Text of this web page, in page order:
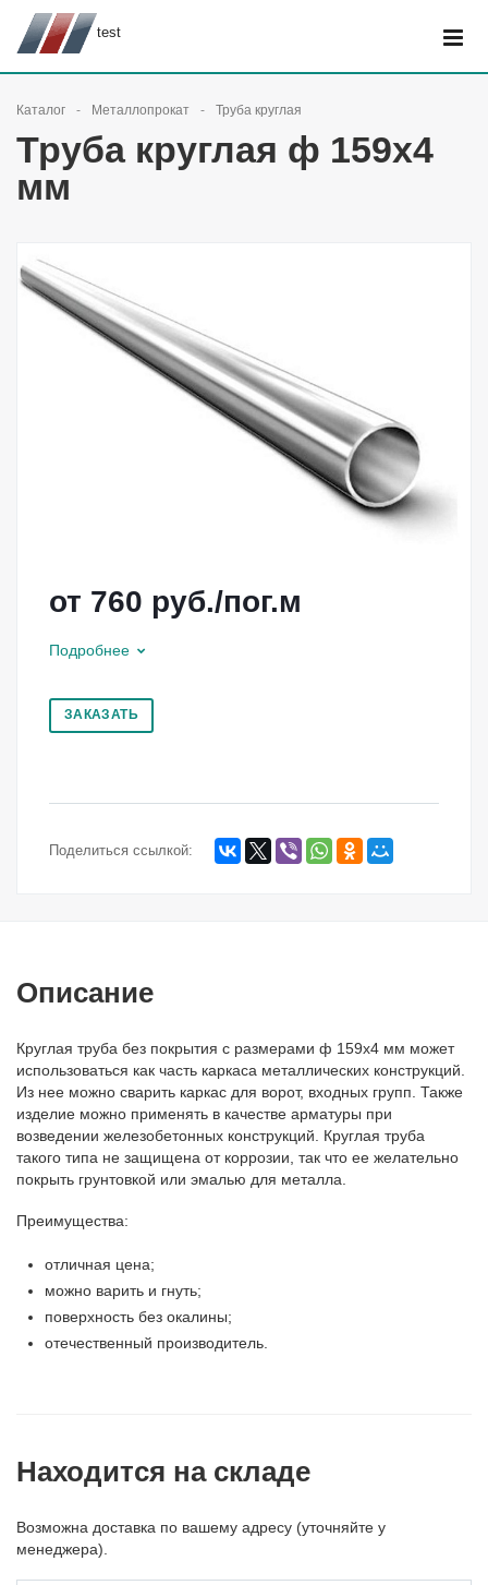
test
Каталог Металлопрокат Труба круглая
Труба круглая ф 159х4
мм
от 760 руб./пог.м
Подробнее
ЗАКАЗАТЬ
Поделиться ссылкой:
Описание
Круглая труба без покрытия с размерами ф 159х4 мм может
использоваться как часть каркаса металлических конструкций.
Из нее можно сварить каркас для ворот, входных групп. Также
изделие можно применять в качестве арматуры при
возведении железобетонных конструкций. Круглая труба
такого типа не защищена от коррозии, так что ее желательно
покрыть грунтовкой или эмалью для металла.
Преимущества:
отличная цена;
можно варить и гнуть;
поверхность без окалины;
отечественный производитель.
Находится на складе
Возможна доставка по вашему адресу (уточняйте у
менеджера).